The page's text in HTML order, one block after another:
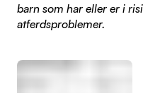
barn som har eller er i
atferdsproblemer.